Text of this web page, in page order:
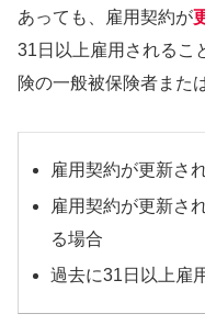
あっても、雇用契約が
31日以上雇用されるこ
険の一般被保険者また
雇用契約が更新さ
雇用契約が更新さ
る場合
過去に31日以上雇